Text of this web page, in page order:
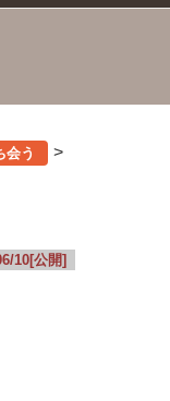
会う >
10[公開]